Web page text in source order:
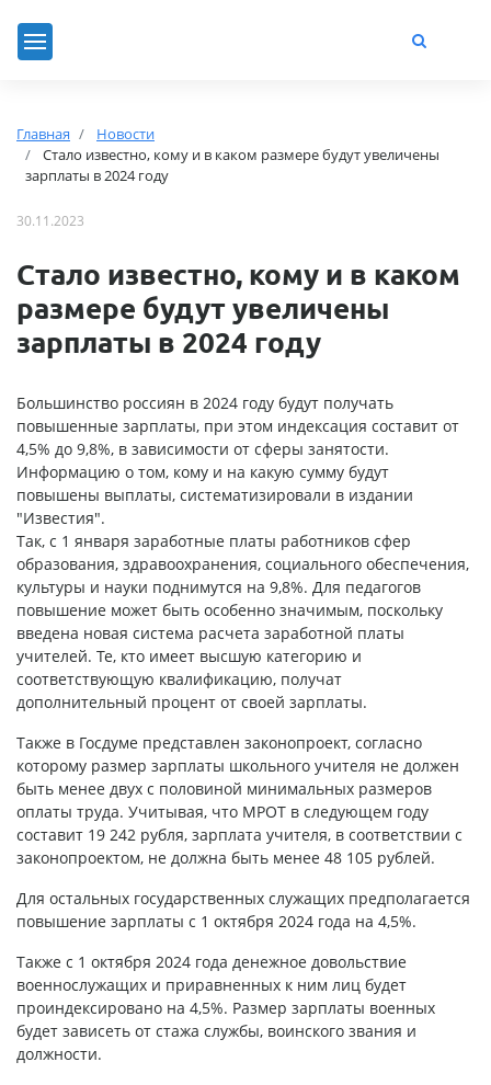
Главная
Новости
Стало известно, кому и в каком размере будут увеличены
зарплаты в 2024 году
30.11.2023
Стало известно, кому и в каком
размере будут увеличены
зарплаты в 2024 году
Большинство россиян в 2024 году будут получать
повышенные зарплаты, при этом индексация составит от
4,5% до 9,8%, в зависимости от сферы занятости.
Информацию о том, кому и на какую сумму будут
повышены выплаты, систематизировали в издании
"Известия".
Так, с 1 января заработные платы работников сфер
образования, здравоохранения, социального обеспечения,
культуры и науки поднимутся на 9,8%. Для педагогов
повышение может быть особенно значимым, поскольку
введена новая система расчета заработной платы
учителей. Те, кто имеет высшую категорию и
соответствующую квалификацию, получат
дополнительный процент от своей зарплаты.
Также в Госдуме представлен законопроект, согласно
которому размер зарплаты школьного учителя не должен
быть менее двух с половиной минимальных размеров
оплаты труда. Учитывая, что МРОТ в следующем году
составит 19 242 рубля, зарплата учителя, в соответствии с
законопроектом, не должна быть менее 48 105 рублей.
Для остальных государственных служащих предполагается
повышение зарплаты с 1 октября 2024 года на 4,5%.
Также с 1 октября 2024 года денежное довольствие
военнослужащих и приравненных к ним лиц будет
проиндексировано на 4,5%. Размер зарплаты военных
будет зависеть от стажа службы, воинского звания и
должности.